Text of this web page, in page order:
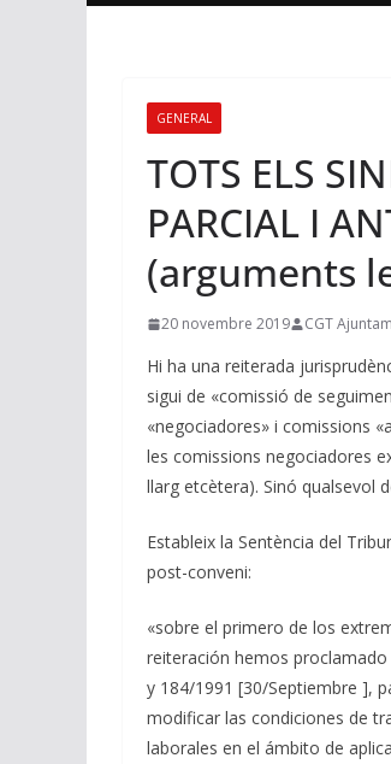
GENERAL
TOTS ELS
PARCIAL I
(arguments
20 novembre 2019 CGT
Hi ha una reiterada
sigui de «comissió de
«negociadores» i comissions
les comissions negociadores
llarg etcètera). Sinó qualsevol
Estableix la Sentència del
post-conveni:
«sobre el primero de los
reiteración hemos
y 184/1991 [30/Septiembre ],
modificar las condiciones de
laborales en el ámbito de